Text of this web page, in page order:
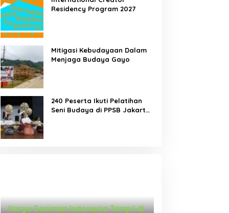
Residency Program 2027
Mitigasi Kebudayaan Dalam
Menjaga Budaya Gayo
240 Peserta Ikuti Pelatihan
Seni Budaya di PPSB Jakarta
Karya Seniman Indonesia Tampil di